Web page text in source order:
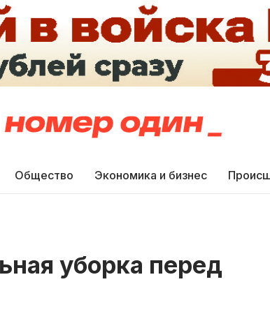
Общество Экономика и бизнес
уборка перед